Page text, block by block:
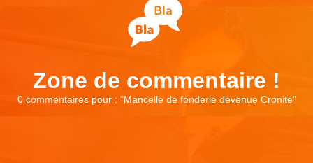
Zone de commentaire !
0 commentaires pour : "Mancelle de fonderie devenue Cronite"